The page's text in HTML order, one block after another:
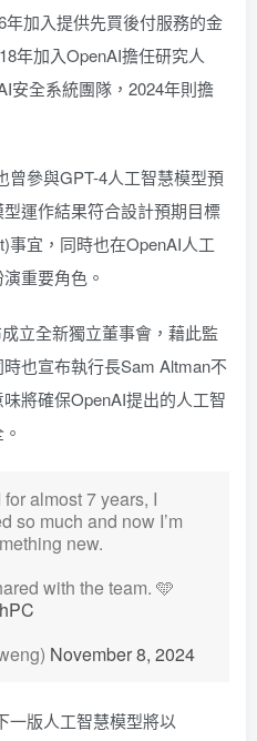
加入提供先買後付服務的金
年加入OpenAI擔任研究人
安全系統團隊，2024年則擔
曾參與GPT-4人工智慧模型預
運作結果符合設計預期目標
事宜，同時也在OpenAI人工
重要角色。
成立全新獨立董事會，藉此監
也宣布執行長Sam Altman不
將確保OpenAI提出的人工智
almost 7 years, I
so much and now I’m
new.
with the team. 🩵
November 8, 2024
一版人工智慧模型將以